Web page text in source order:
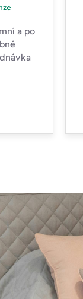
a po